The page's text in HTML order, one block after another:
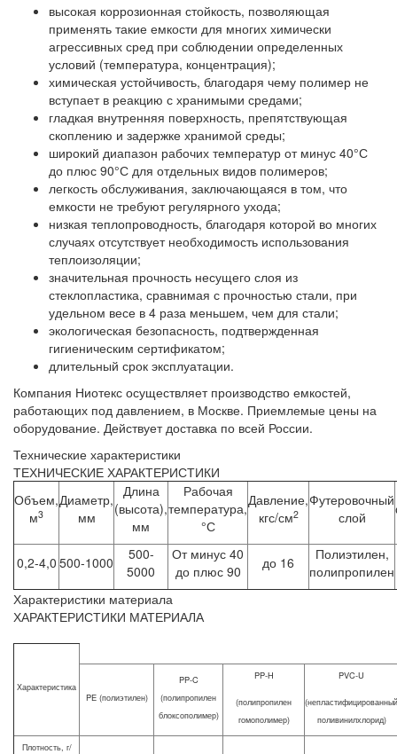
высокая коррозионная стойкость, позволяющая
применять такие емкости для многих химически
агрессивных сред при соблюдении определенных
условий (температура, концентрация);
химическая устойчивость, благодаря чему полимер не
вступает в реакцию с хранимыми средами;
гладкая внутренняя поверхность, препятствующая
скоплению и задержке хранимой среды;
широкий диапазон рабочих температур от минус 40°С
до плюс 90°С для отдельных видов полимеров;
легкость обслуживания, заключающаяся в том, что
емкости не требуют регулярного ухода;
низкая теплопроводность, благодаря которой во многих
случаях отсутствует необходимость использования
теплоизоляции;
значительная прочность несущего слоя из
стеклопластика, сравнимая с прочностью стали, при
удельном весе в 4 раза меньшем, чем для стали;
экологическая безопасность, подтвержденная
гигиеническим сертификатом;
длительный срок эксплуатации.
Компания Ниотекс осуществляет производство емкостей,
работающих под давлением, в Москве. Приемлемые цены на
оборудование. Действует доставка по всей России.
Технические характеристики
ТЕХНИЧЕСКИЕ ХАРАКТЕРИСТИКИ
Объем,
м3
Диаметр,
мм
Длина
(высота),
мм
Рабочая
температура,
°С
Давление,
кгс/см2
Футеровочный
слой
0,2-4,0 500-1000
500-
5000
От минус 40
до плюс 90
до 16
Полиэтилен,
полипропилен
Характеристики материала
ХАРАКТЕРИСТИКИ МАТЕРИАЛА
Характеристика
PE (полиэтилен)
PP-C
(полипропилен
блоксополимер)
PP-H
(полипропилен
гомополимер)
PVC-U
(непластифицированный
поливинилхлорид)
Плотность, г/